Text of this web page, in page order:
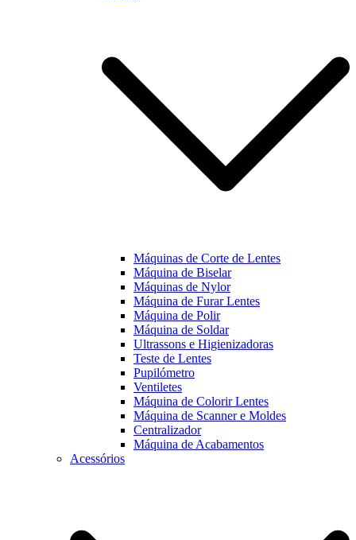
Máquinas de Corte de Lentes
Máquina de Biselar
Máquinas de Nylor
Máquina de Furar Lentes
Máquina de Polir
Máquina de Soldar
Ultrassons e Higienizadoras
Teste de Lentes
Pupilómetro
Ventiletes
Máquina de Colorir Lentes
Máquina de Scanner e Moldes
Centralizador
Máquina de Acabamentos
Acessórios